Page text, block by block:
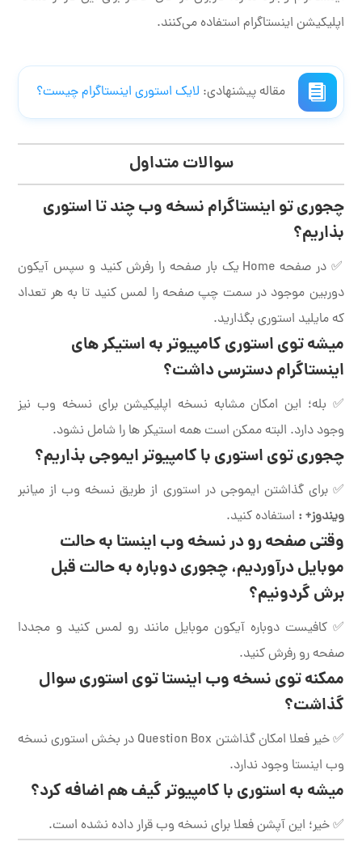
اپلیکیشن اینستاگرام استفاده می‌کنند.
مقاله پیشنهادی: لایک استوری اینستاگرام چیست؟
سوالات متداول
چجوری تو اینستاگرام نسخه وب چند تا استوری
بذاریم؟
✅ در صفحه Home یک بار صفحه را رفرش کنید و سپس آیکون
دوربین موجود در سمت چپ صفحه را لمس کنید تا به هر تعداد
که مایلید استوری بگذارید.
میشه توی استوری کامپیوتر به استیکر های
اینستاگرام دسترسی داشت؟
✅ بله؛ این امکان مشابه نسخه اپلیکیشن برای نسخه وب نیز
وجود دارد. البته ممکن است همه استیکر ها را شامل نشود.
چجوری توی استوری با کامپیوتر ایموجی بذاریم؟
✅ برای گذاشتن ایموجی در استوری از طریق نسخه وب از میانبر
ویندوز+ : استفاده کنید.
وقتی صفحه رو در نسخه وب اینستا به حالت
موبایل درآوردیم، چجوری دوباره به حالت قبل
برش گردونیم؟
✅ کافیست دوباره آیکون موبایل مانند رو لمس کنید و مجددا
صفحه رو رفرش کنید.
ممکنه توی نسخه وب اینستا توی استوری سوال
گذاشت؟
✅ خیر فعلا امکان گذاشتن Question Box در بخش استوری نسخه
وب اینستا وجود ندارد.
میشه به استوری با کامپیوتر گیف هم اضافه کرد؟
✅ خیر‌؛ این آپشن فعلا برای نسخه وب قرار داده نشده است.